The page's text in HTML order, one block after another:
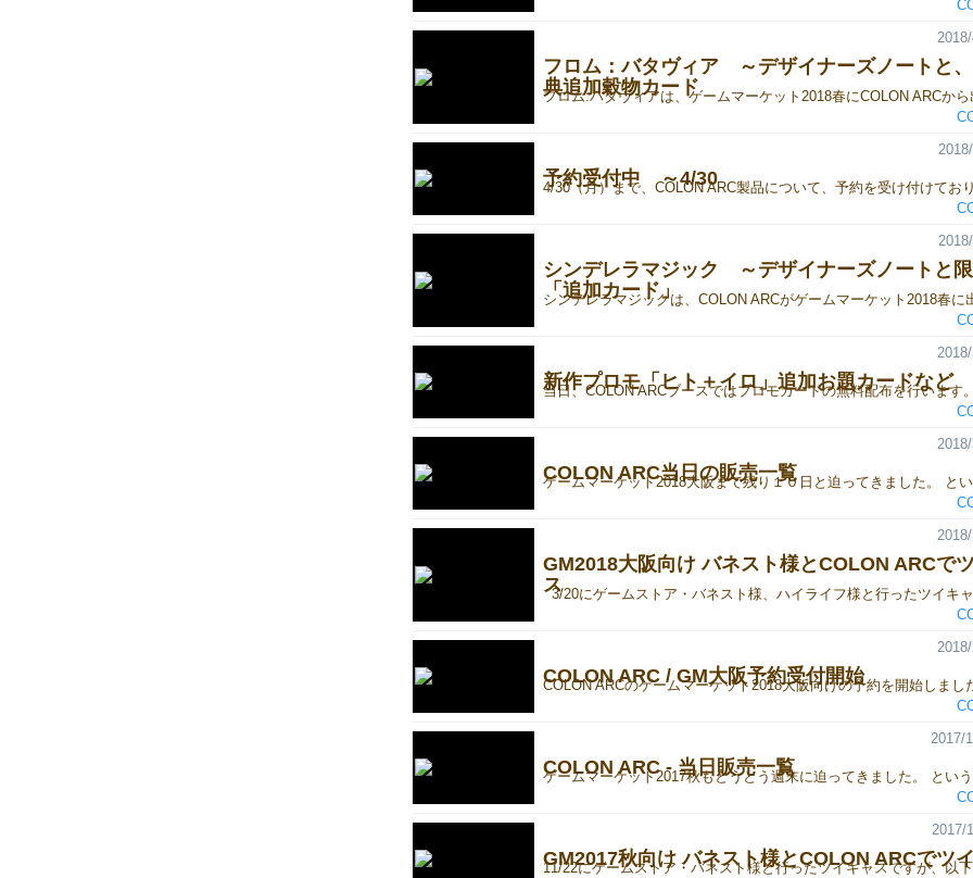
フロム：バタヴィア ～デザイナーズノートと
典追加穀物カード
予約受付中 ～4/30
シンデレラマジック ～デザイナーズノートと
「追加カード」
新作プロモ「ヒト＋イロ」追加お題カードなど
COLON ARC当日の販売一覧
GM2018大阪向け バネスト様とCOLON ARCで
ス
COLON ARC / GM大阪予約受付開始
COLON ARC - 当日販売一覧
2017/
GM2017秋向け バネスト様とCOLON ARCでツ
2017/